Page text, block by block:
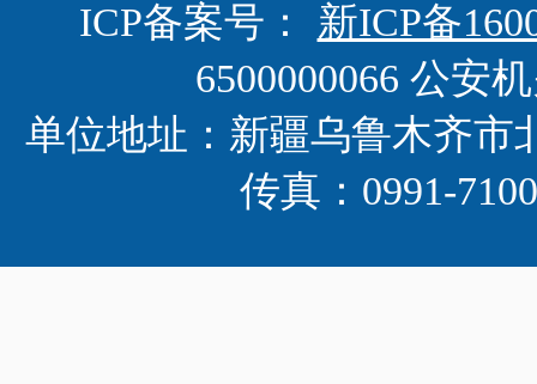
塔城地区
博尔塔拉蒙古自治州
昌吉回族自治州
吐鲁番地区
克拉玛依市
ICP备案号：
新ICP备
6500000066 公安
单位地址：新疆乌鲁木齐市
传真：0991-